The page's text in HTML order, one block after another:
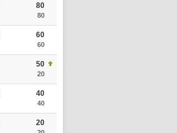
80
80
60
60
50
20
40
40
20